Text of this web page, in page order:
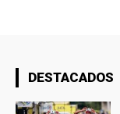
DESTACADOS